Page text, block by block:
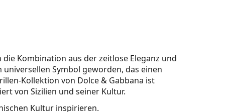
Kombination aus der zeitlose Eleganz und
Symbol geworden, das einen
Kollektion von Dolce & Gabbana ist
von Sizilien und seiner Kultur.
Kultur inspirieren.